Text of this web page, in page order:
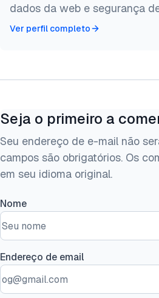
dados da web e segurança
Ver perfil completo
Seja o primeiro a
Seu endereço de e-mail não
campos são obrigatórios. Os
em seu idioma original.
Nome
Endereço de email